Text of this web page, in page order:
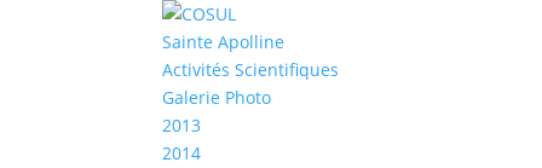
Sainte Apolline
Activités Scientifiques
Galerie Photo
2013
2014